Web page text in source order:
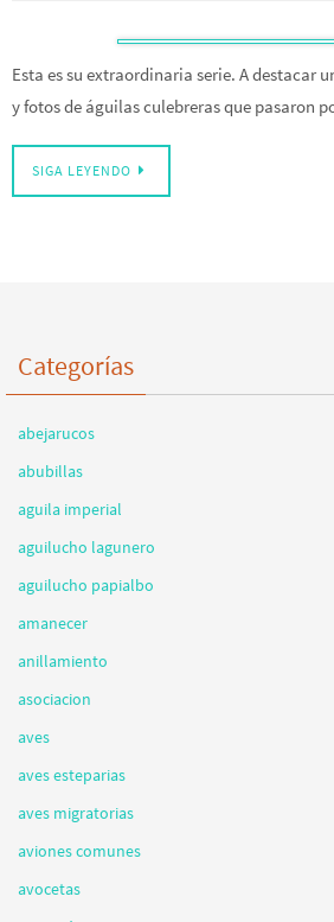
Esta es su extraordinaria serie. A destacar
y fotos de águilas culebreras que pasaron
SIGA LEYENDO
Categorías
abejarucos
abubillas
aguila imperial
aguilucho lagunero
aguilucho papialbo
amanecer
anillamiento
asociacion
aves
aves esteparias
aves migratorias
aviones comunes
avocetas